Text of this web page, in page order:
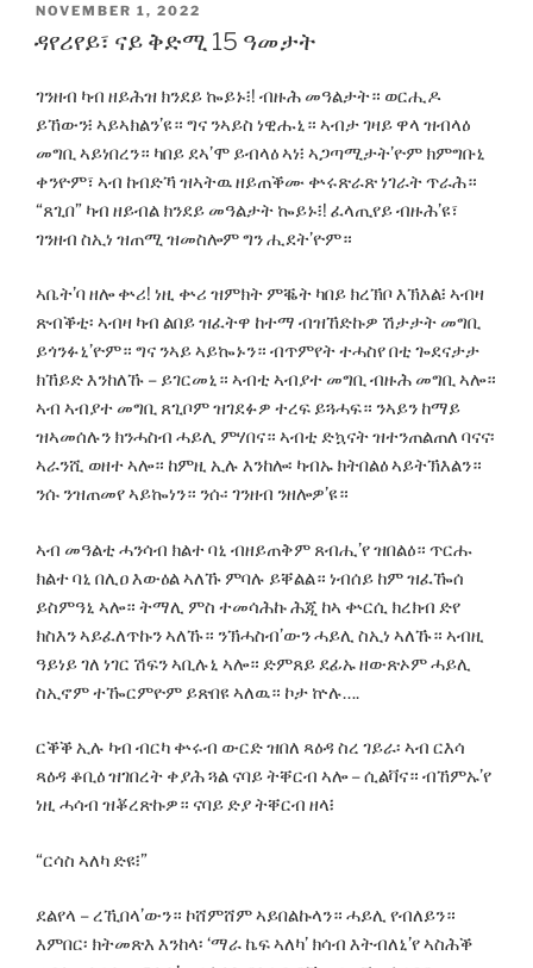
POSTED
NOVEMBER 1, 2022
ዳየሪየይ፣ ናይ ቅድሚ 15 ዓመታት
ገንዘብ ካብ ዘይሕዝ ክንደይ ኰይኑ፧! ብዙሕ መዓልታት። ወርሒዶ
ይኸውን፧ ኣይኣክልን’ዩ። ግና ንኣይስ ነዊሑኒ። ኣብታ ገዛይ ዋላ ዝብላዕ
መግቢ ኣይነበረን። ካበይ ደኣ’ሞ ይብላዕ ኣነ፧ ኣጋጣሚታት’ዮም ክምግቡኒ
ቀንዮም፣ ኣብ ከብድኻ ዝኣትዉ ዘይጠቕሙ ቍሩጽራጽ ነገራት ጥራሕ።
“ጸጊበ” ካብ ዘይብል ክንደይ መዓልታት ኰይኑ፧! ፈላጢየይ ብዙሕ’ዩ፣
ገንዘብ ስኢነ ዝጠሚ ዝመስሎም ግን ሒደት’ዮም።
ኣቤት’ባ ዘሎ ቍሪ! ነዚ ቍሪ ዝምክት ምቘት ካበይ ክረኽቦ እኽእል፧ ኣብዛ
ጽብቕቲ፡ ኣብዛ ካብ ልበይ ዝፈትዋ ከተማ ብዝኸድኩዎ ሽታታት መግቢ
ይጎንፉኒ’ዮም። ግና ንኣይ ኣይኰኑን። ብጥምየት ተሓስየ በቲ ጐደናታታ
ክኸይድ እንከለኹ – ይገርመኒ። ኣብቲ ኣብያተ መግቢ ብዙሕ መግቢ ኣሎ።
ኣብ ኣብያተ መግቢ ጸጊቦም ዝገደፉዎ ተረፍ ይጓሓፍ። ንኣይን ከማይ
ዝኣመሰሉን ክንሓስብ ሓይሊ ምሃበና። ኣብቲ ድኳናት ዝተንጠልጠለ ባናና፡
ኣራንሺ ወዘተ ኣሎ። ከምዚ ኢሉ እንከሎ፡ ካብኡ ክትበልዕ ኣይትኽእልን።
ንሱ ንዝጠመየ ኣይኰነን። ንሱ፡ ገንዘብ ንዘሎዎ’ዩ።
ኣብ መዓልቲ ሓንሳብ ክልተ ባኒ ብዘይጠቅም ጸብሒ’የ ዝበልዕ። ጥርሑ
ክልተ ባኒ በሊዐ እውዕል ኣለኹ ምባሉ ይቐልል። ነብሰይ ከም ዝፈዀሰ
ይስምዓኒ ኣሎ። ትማሊ ምስ ተመሳሕኩ ሕጂ ከኣ ቍርሲ ክረክብ ድየ
ክስእን ኣይፈለጥኩን ኣለኹ። ንኽሓስብ’ውን ሓይሊ ስኢነ ኣለኹ። ኣብዚ
ዓይነይ ገለ ነገር ሽፍን ኣቢሉኒ ኣሎ። ድምጸይ ደፊኡ ዘውጽኦም ሓይሊ
ስኢኖም ተዀርምዮም ይጽበዩ ኣለዉ። ኮታ ኵሉ….
ርቕቕ ኢሉ ካብ ብርካ ቍሩብ ውርድ ዝበለ ጻዕዳ ስረ ገይራ፡ ኣብ ርእሳ
ጻዕዳ ቆቢዕ ዝገበረት ቀያሕ ጓል ናባይ ትቐርብ ኣሎ – ሲልቫና። ብኸምኡ’የ
ነዚ ሓሳብ ዝቖረጽኩዎ። ናባይ ድያ ትቐርብ ዘላ፧
“ርሳስ ኣለካ ድዩ፧”
ደልየላ – ረኺበላ’ውን። ኮሸምሸም ኣይበልኩላን። ሓይሊ የብለይን።
እምበር፡ ክትመጽእ እንከላ፡ ‘ማራ ኬፍ ኣለካ’ ክሳብ እትብለኒ’የ ኣስሕቕ